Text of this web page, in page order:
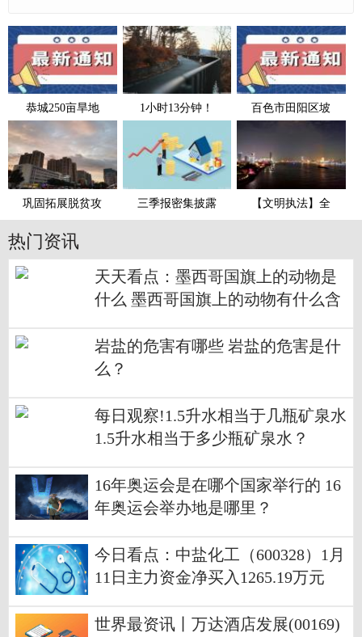
恭城250亩旱地 1小时13分钟！ 百色市田阳区坡
巩固拓展脱贫攻 三季报密集披露 【文明执法】全
热门资讯
天天看点：墨西哥国旗上的动物是
什么 墨西哥国旗上的动物有什么含
岩盐的危害有哪些 岩盐的危害是什
么？
每日观察!1.5升水相当于几瓶矿泉水
1.5升水相当于多少瓶矿泉水？
16年奥运会是在哪个国家举行的 16
年奥运会举办地是哪里？
今日看点：中盐化工（600328）1月
11日主力资金净买入1265.19万元
世界最资讯丨万达酒店发展(00169)